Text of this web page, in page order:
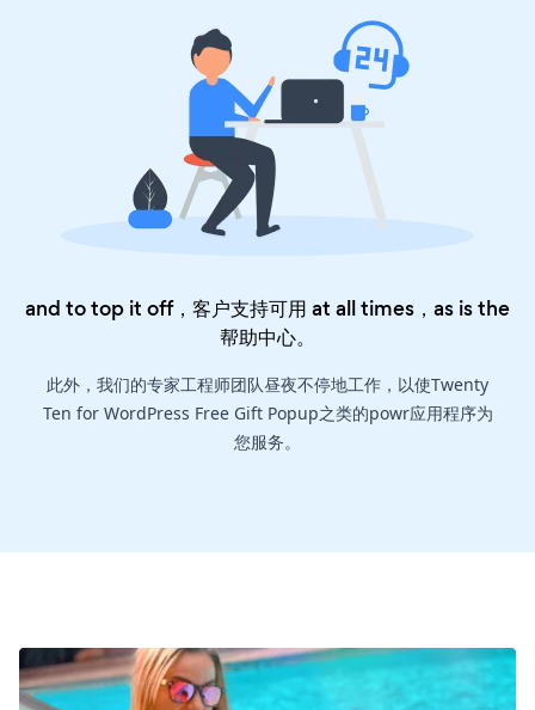
and to top it off，客户支持可用 at all times，as is the
帮助中心。
此外，我们的专家工程师团队昼夜不停地工作，以使Twenty
Ten for WordPress Free Gift Popup之类的powr应用程序为
您服务。